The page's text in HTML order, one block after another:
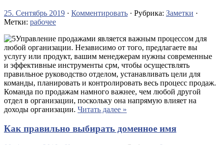
25. Сентябрь 2019 · Комментировать · Рубрика: Заметки ·
Метки: рабочее
Управление продажами является важным процессом для
любой организации. Независимо от того, предлагаете вы
услугу или продукт, вашим менеджерам нужны современные
и эффективные инструменты срм, чтобы осуществлять
правильное руководство отделом, устанавливать цели для
команды, планировать и контролировать весь процесс продаж.
Команда по продажам намного важнее, чем любой другой
отдел в организации, поскольку она напрямую влияет на
доходы организации. Читать далее »
Как правильно выбирать доменное имя